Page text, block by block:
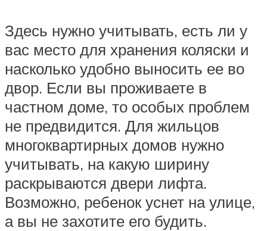
Здесь нужно учитывать, есть ли у
вас место для хранения коляски и
насколько удобно выносить ее во
двор. Если вы проживаете в
частном доме, то особых проблем
не предвидится. Для жильцов
многоквартирных домов нужно
учитывать, на какую ширину
раскрываются двери лифта.
Возможно, ребенок уснет на улице,
а вы не захотите его будить.